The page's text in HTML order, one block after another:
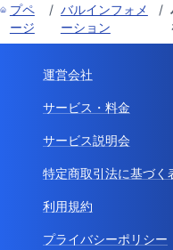
プペ
ージ
/ バルインフォメ
ーション
/
運営会社
サービス・料金
サービス説明会
特定商取引法に基づく
利用規約
プライバシーポリシー